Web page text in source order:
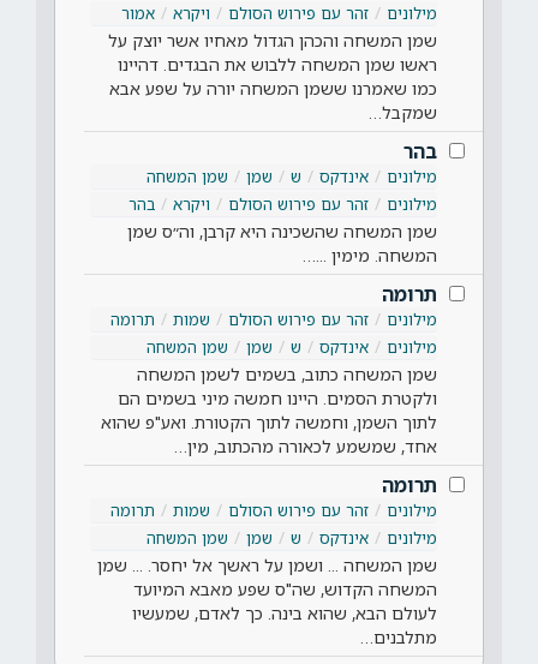
מילונים
זהר עם פירוש הסולם ויקרא אמור
שמן המשחה והכהן הגדול מאחיו אשר יוצק על
ראשו שמן המשחה ללבוש את הבגדים. דהיינו
כמו שאמרנו ששמן המשחה יורה על שפע אבא
שמקבל…
בהר
מילונים אינדקס ש שמן
שמן המשחה
מילונים
זהר עם פירוש הסולם ויקרא בהר
שמן המשחה שהשכינה היא קרבן, וה״ס שמן
המשחה. מימין ...…
תרומה
מילונים זהר עם פירוש הסולם שמות
תרומה
מילונים
אינדקס ש שמן שמן המשחה
שמן המשחה כתוב, בשמים לשמן המשחה
ולקטרת הסמים. היינו חמשה מיני בשמים הם
לתוך השמן, וחמשה לתוך הקטורת. ואע"פ שהוא
אחד, שמשמע לכאורה מהכתוב, מין…
תרומה
מילונים זהר עם פירוש הסולם שמות
תרומה
מילונים
אינדקס ש שמן שמן המשחה
שמן המשחה ... ושמן על ראשך אל יחסר. ... שמן
המשחה הקדוש, שה"ס שפע מאבא המיועד
לעולם הבא, שהוא בינה. כך לאדם, שמעשיו
מתלבנים…